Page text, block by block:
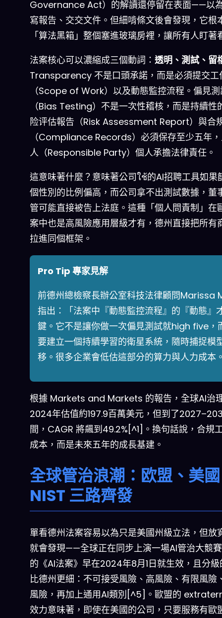
Governance Act）的解讀還停留在表面——以
寫報告、交交文件。但細啃條文後會發現，它根
「算法黑箱」整個塞進玻璃房裡，讓所有人盯著
法案核心可以濃縮成三個動詞： 透明、測試、留
Transparency 不是口頭承諾，而是必須提交工
（Scope of Work）以及動態監控流程。偏見
（Bias Testing）不是一次性稽核，而是持續性
险评估報告（Risk Assessment Report）與合
（Compliance Records）必須保存至少五年
人（Responsible Party）個人承擔法律責任。
這意味著什麼？意味著公司ใช้的AI招聘工具如果
個性別的比例偏高，而公司拿不出測試數據，董
管可能直接被告上法庭。這種「個人問責制」在
案中也是高風險應用層級才有，德州直接把所有
拉進同個框架。
Pro Tip 專家見解
前德州總檢察長辦公室科技法律顧問Marissa
指出：「法案中『動態監控流程』的『動態』
鍵。它不是讓你做一次偏見測試就high five，
要建立一個持續學習的衛星系統，隨時捕捉模
移。很多企業會低估這部分的算力與人力成本
根據 Markets and Markets 的報告，全球AI治
2024年估值約197.9百萬美元，但到了
間，CAGR 將飆到49.2%[^1]。換句話說，合規
成本，而是未來五年的成長基建。
全球管治浪潮：欧盟、美
NIST 三路齊發
單看德州法案容易以為只是美國州級立法，但放
就會發現——全球正在同步上演一場AI管治大競
的《AI法案》早在2024年8月1日就生效，且分
比德州更細：不可接受風險、高風險、有限風險
風險，再加上通用AI類別[^5]。歐盟的
效力意味著，即使在美國的公司，只要服務有歐